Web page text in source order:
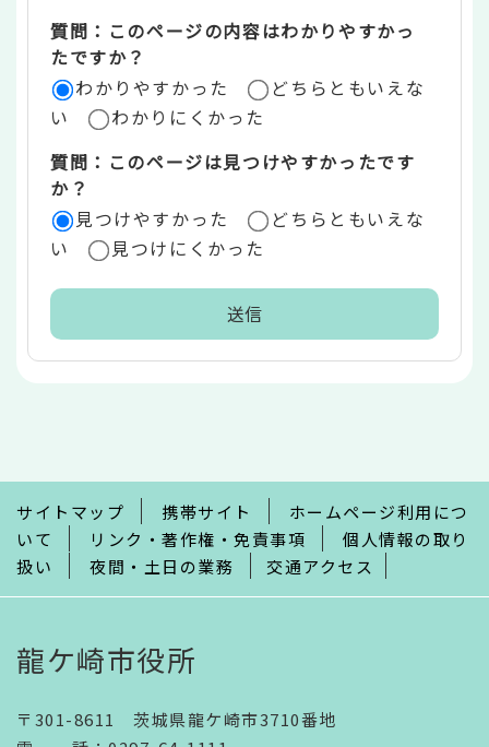
リ
ア
質問：このページの内容はわかりやすかっ
たですか？
わかりやすかった
どちらともいえな
い
わかりにくかった
質問：このページは見つけやすかったです
か？
見つけやすかった
どちらともいえな
い
見つけにくかった
で
サイトマップ 携帯サイト
ホームページ利用につ
いて
リンク・著作権・免責事項
個人情報の取り
扱い
夜間・土日の業務 交通アクセス
龍ケ崎市役所
〒301-8611 茨城県龍ケ崎市3710番地